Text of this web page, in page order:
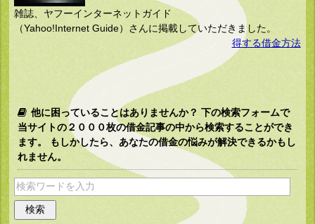
雑誌、ヤフーインターネットガイド
（Yahoo!Internet Guide）さんに掲載していただきました。
得する借金方法
他に困っていることはありませんか？ 下の検索フォームで
当サイトの２０００枚の借金記事の中から検索することができ
ます。 もしかしたら、あなたの借金の悩みが解決できるかもし
れません。